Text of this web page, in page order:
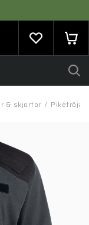
& skjortor / Pikétröja